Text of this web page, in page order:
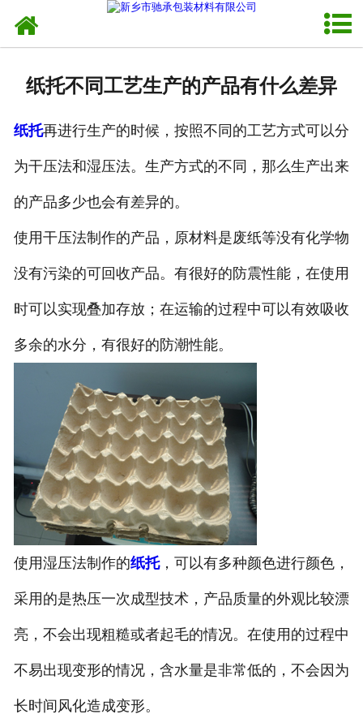
发货现场
联系我们
纸托不同工艺生产的产品有什么差异
纸托再进行生产的时候，按照不同的工艺方式可以分
为干压法和湿压法。生产方式的不同，那么生产出来
的产品多少也会有差异的。
使用干压法制作的产品，原材料是废纸等没有化学物
没有污染的可回收产品。有很好的防震性能，在使用
时可以实现叠加存放；在运输的过程中可以有效吸收
多余的水分，有很好的防潮性能。
使用湿压法制作的纸托，可以有多种颜色进行颜色，
采用的是热压一次成型技术，产品质量的外观比较漂
亮，不会出现粗糙或者起毛的情况。在使用的过程中
不易出现变形的情况，含水量是非常低的，不会因为
长时间风化造成变形。